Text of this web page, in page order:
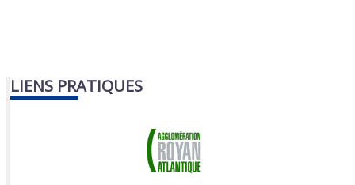
LIENS PRATIQUES